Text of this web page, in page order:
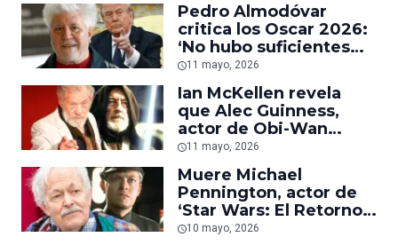
Pedro Almodóvar
critica los Oscar 2026:
‘No hubo suficientes
protestas contra la
guerra en Gaza o
contra Donald Trump’
11 mayo, 2026
Ian McKellen revela
que Alec Guinness,
actor de Obi-Wan
Kenobi, le sugirió no
hablar sobre derechos
gay porque ‘es
impropio en un actor’
11 mayo, 2026
Muere Michael
Pennington, actor de
‘Star Wars: El Retorno
del Jedi’, a los 82 años
10 mayo, 2026